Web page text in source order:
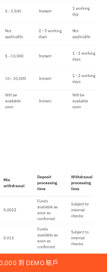
到 DEMO 賬戶